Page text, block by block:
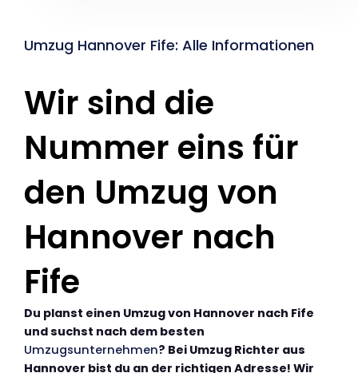
Umzug Hannover Fife: Alle Informationen
Wir sind die
Nummer eins für
den Umzug von
Hannover nach
Fife
Du planst einen Umzug von Hannover nach Fife
und suchst nach dem besten
Umzugsunternehmen? Bei Umzug Richter aus
Hannover bist du an der richtigen Adresse! Wir